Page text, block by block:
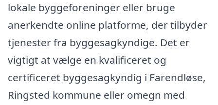
lokale byggeforeninger eller bruge
anerkendte online platforme, der tilbyder
tjenester fra byggesagkyndige. Det er
vigtigt at vælge en kvalificeret og
certificeret byggesagkyndig i Farendløse,
Ringsted kommune eller omegn med